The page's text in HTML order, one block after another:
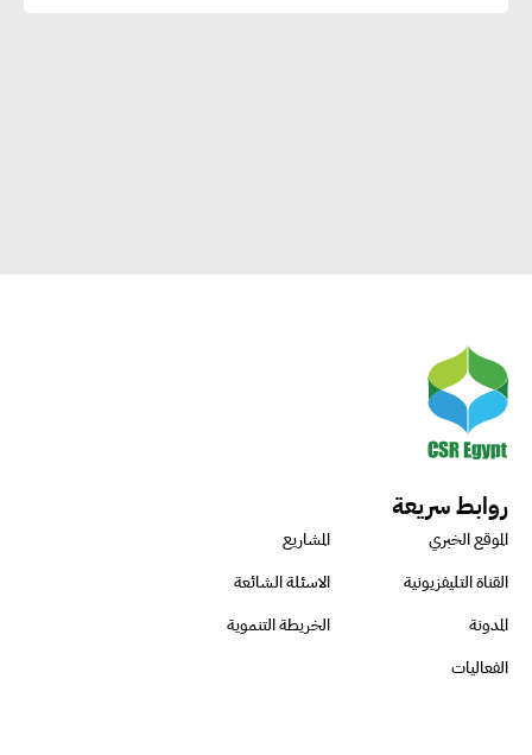
روابط سريعة
الموقع الخبري
المشاريع
القناة التليفزيونية
الاسئلة الشائعة
المدونة
الخريطة التنموية
الفعاليات